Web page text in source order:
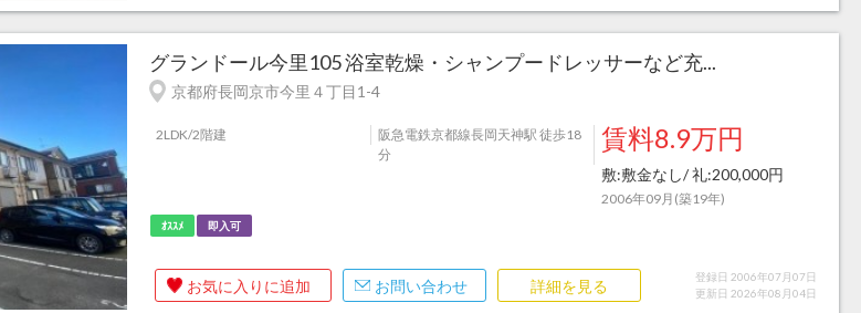
グランドール今里105 浴室乾燥・シャンプードレッサーなど充...
京都府長岡京市今里４丁目1-4
2LDK/2階建
阪急電鉄京都線長岡天神駅 徒歩18
分
賃料8.9万円
敷:敷金なし/ 礼:200,000円
2006年09月(築19年)
ｵｽｽﾒ 即入可
お気に入りに追加 お問い合わせ 詳細を見る
登録日 2006年07月07日
更新日 2026年08月04日